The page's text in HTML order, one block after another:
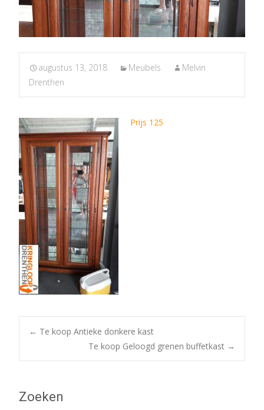
augustus 13, 2018 Meubels
Melvin
Drenthen
Prijs 125
Post
← Te koop Antieke donkere kast
Te koop Geloogd grenen buffetkast →
Zoeken